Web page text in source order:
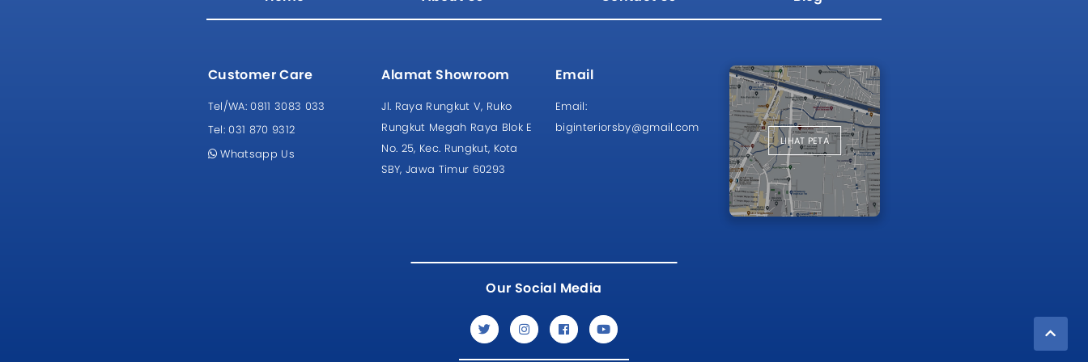
Customer Care
Tel/WA: 0811 3083 033
Tel: 031 870 9312
Whatsapp Us
Alamat Showroom
Jl. Raya Rungkut V, Ruko
Rungkut Megah Raya Blok E
No. 25, Kec. Rungkut, Kota
SBY, Jawa Timur 60293
Email
Email:
biginteriorsby@gmail.com
LIHAT PETA
Our Social Media